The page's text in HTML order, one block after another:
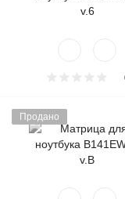
Продано